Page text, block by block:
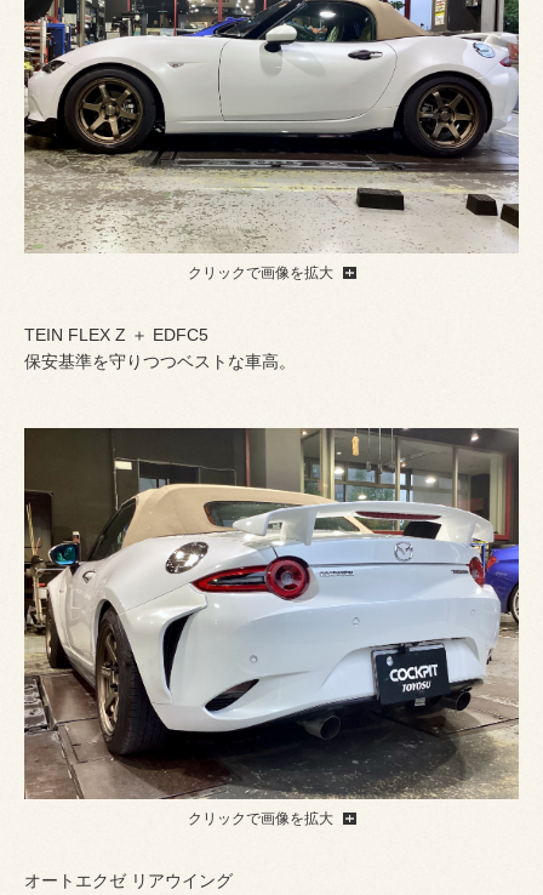
クリックで画像を拡大
TEIN FLEX Z ＋ EDFC5
保安基準を守りつつベストな車高。
クリックで画像を拡大
オートエクゼ リアウイング